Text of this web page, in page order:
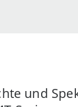
und